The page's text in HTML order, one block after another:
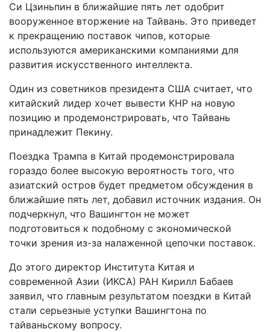
Си Цзиньпин в ближайшие пять лет одобрит
вооруженное вторжение на Тайвань. Это приведет
к прекращению поставок чипов, которые
используются американскими компаниями для
развития искусственного интеллекта.
Один из советников президента США считает, что
китайский лидер хочет вывести КНР на новую
позицию и продемонстрировать, что Тайвань
принадлежит Пекину.
Поездка Трампа в Китай продемонстрировала
гораздо более высокую вероятность того, что
азиатский остров будет предметом обсуждения в
ближайшие пять лет, добавил источник издания. Он
подчеркнул, что Вашингтон не может
подготовиться к подобному с экономической
точки зрения из-за налаженной цепочки поставок.
До этого директор Института Китая и
современной Азии (ИКСА) РАН Кирилл Бабаев
заявил, что главным результатом поездки в Китай
стали серьезные уступки Вашингтона по
тайваньскому вопросу.